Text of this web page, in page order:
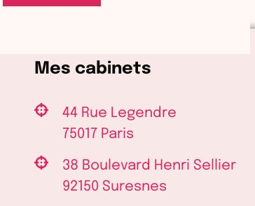
répondre
obstétricales”,
un
pour
les
maternités
“bienveillantes”
Mes cabinets
44 Rue Legendre
75017 Paris
38 Boulevard Henri Sellier
92150 Suresnes